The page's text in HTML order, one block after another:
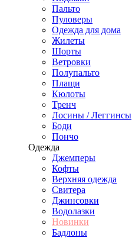
Пальто
Пуловеры
Одежда для дома
Жилеты
Шорты
Ветровки
Полупальто
Плащи
Кюлоты
Тренч
Лосины / Леггинсы
Боди
Пончо
Одежда
Джемперы
Кофты
Верхняя одежда
Свитера
Джинсовки
Водолазки
Новинки
Бадлоны